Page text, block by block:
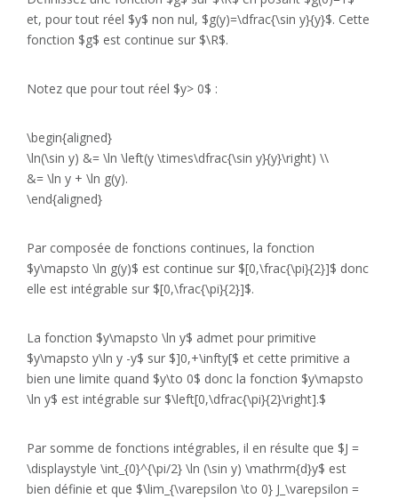
et, pour tout réel $y$ non nul, $g(y)=\dfrac{\sin y}{y}$. Cette
fonction $g$ est continue sur $\R$.
Notez que pour tout réel $y> 0$ :
\begin{aligned}
\ln(\sin y) &= \ln \left(y \times\dfrac{\sin y}{y}\right) \\
&= \ln y + \ln g(y).
\end{aligned}
Par composée de fonctions continues, la fonction
$y\mapsto \ln g(y)$ est continue sur $[0,\frac{\pi}{2}]$ donc
elle est intégrable sur $[0,\frac{\pi}{2}]$.
La fonction $y\mapsto \ln y$ admet pour primitive
$y\mapsto y\ln y -y$ sur $]0,+\infty[$ et cette primitive a
bien une limite quand $y\to 0$ donc la fonction $y\mapsto
\ln y$ est intégrable sur $\left[0,\dfrac{\pi}{2}\right].$
Par somme de fonctions intégrables, il en résulte que $J =
\displaystyle \int_{0}^{\pi/2} \ln (\sin y) \mathrm{d}y$ est
bien définie et que $\lim_{\varepsilon \to 0} J_\varepsilon =